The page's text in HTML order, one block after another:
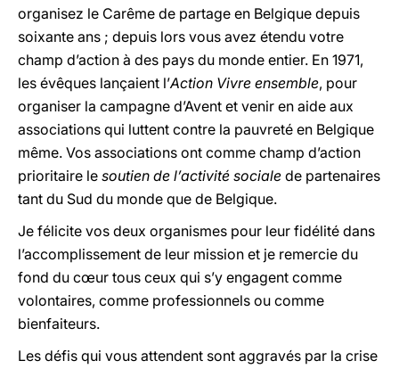
organisez le Carême de partage en Belgique depuis
soixante ans ; depuis lors vous avez étendu votre
champ d’action à des pays du monde entier. En 1971,
les évêques lançaient l’Action Vivre ensemble, pour
organiser la campagne d’Avent et venir en aide aux
associations qui luttent contre la pauvreté en Belgique
même. Vos associations ont comme champ d’action
prioritaire le soutien de l’activité sociale de partenaires
tant du Sud du monde que de Belgique.
Je félicite vos deux organismes pour leur fidélité dans
l’accomplissement de leur mission et je remercie du
fond du cœur tous ceux qui s’y engagent comme
volontaires, comme professionnels ou comme
bienfaiteurs.
Les défis qui vous attendent sont aggravés par la crise